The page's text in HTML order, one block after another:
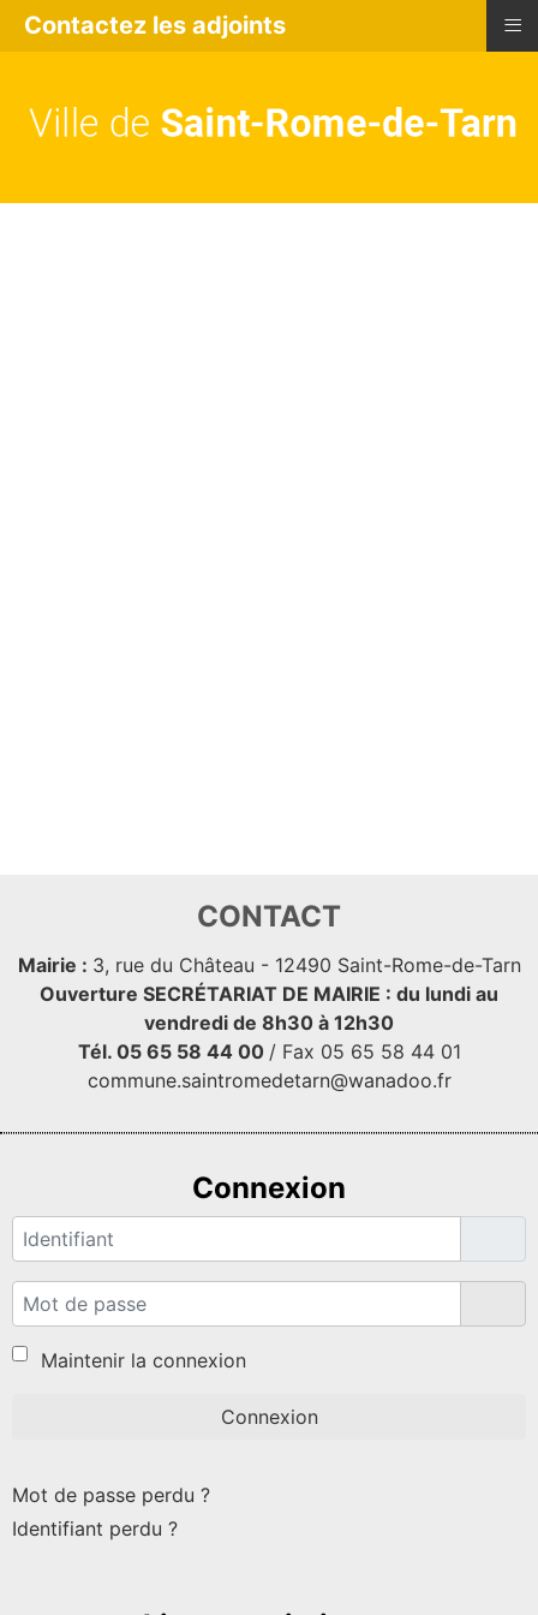
CONTACT
Mairie : 3, rue du Château - 12490 Saint-Rome-de-Tarn
Ouverture SECRÉTARIAT DE MAIRIE : du lundi au
vendredi de 8h30 à 12h30
Tél. 05 65 58 44 00 / Fax 05 65 58 44 01
commune.saintromedetarn@wanadoo.fr
Connexion
Identifiant
Mot de passe
Maintenir la connexion
Connexion
Mot de passe perdu ?
Identifiant perdu ?
Contactez les adjoints ≡